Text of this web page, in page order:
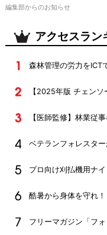
編集部からのお知らせ
アクセスラン
森林管理の労力をICT
【2025年版 チェン
【医師監修】林業従
ベテランフォレスタ
プロ向け刈払機用ナ
酷暑から身体を守れ
フリーマガジン「フ